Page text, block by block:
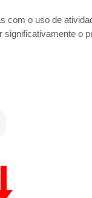
com o uso de
o